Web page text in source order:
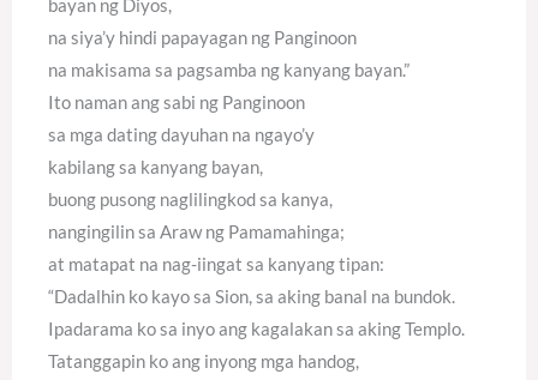
na siya’y hindi papayagan ng Panginoon
na makisama sa pagsamba ng kanyang bayan.”
Ito naman ang sabi ng Panginoon
sa mga dating dayuhan na ngayo’y
kabilang sa kanyang bayan,
buong pusong naglilingkod sa kanya,
nangingilin sa Araw ng Pamamahinga;
at matapat na nag-iingat sa kanyang tipan:
“Dadalhin ko kayo sa Sion, sa aking banal na bundok.
Ipadarama ko sa inyo ang kagalakan sa aking Templo.
Tatanggapin ko ang inyong mga handog,